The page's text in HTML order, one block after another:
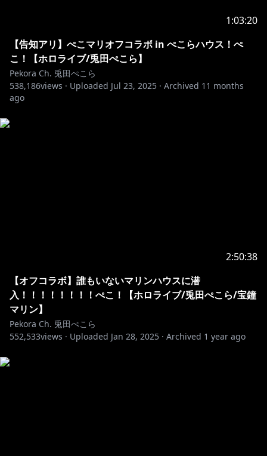
1:03:20
【告知アリ】ぺこマリオフコラボ in ぺこらハウス！ぺ
こ！【ホロライブ/兎田ぺこら】
Pekora Ch. 兎田ぺこら
538,186views · Uploaded Jul 23, 2025 · Archived 11 months
ago
2:50:38
【オフコラボ】誰もいないマリンハウスに潜
入！！！！！！！！ぺこ！【ホロライブ/兎田ぺこら/宝鐘
マリン】
Pekora Ch. 兎田ぺこら
552,533views · Uploaded Jan 28, 2025 · Archived 1 year ago